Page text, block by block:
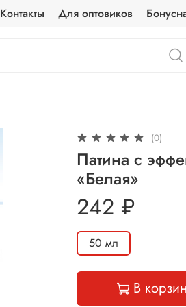
Контакты Для оптовиков
(0)
Патина с
«Белая»
242 ₽
50 мл
В